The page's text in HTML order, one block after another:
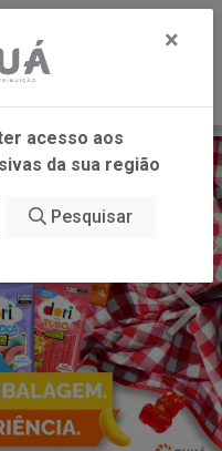
×
acesso aos
da sua região
Pesquisar